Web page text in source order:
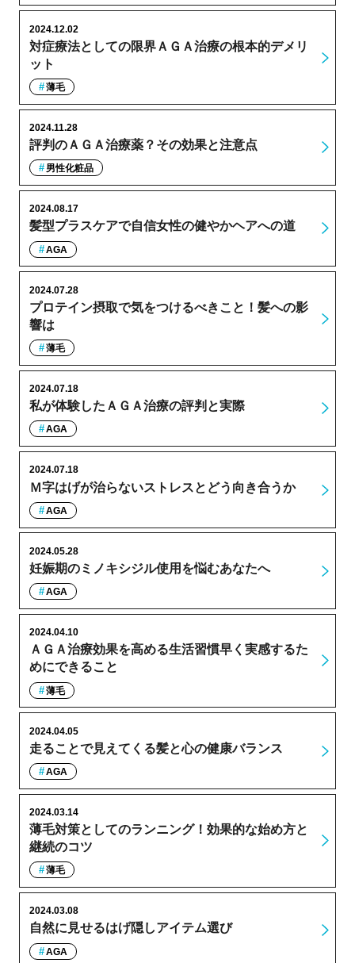
対症療法としての限界ＡＧＡ治療の根本的デメリ
ット
2024.12.02
薄毛
評判のＡＧＡ治療薬？その効果と注意点
2024.11.28
男性化粧品
髪型プラスケアで自信女性の健やかヘアへの道
2024.08.17
AGA
プロテイン摂取で気をつけるべきこと！髪への影
響は
2024.07.28
薄毛
私が体験したＡＧＡ治療の評判と実際
2024.07.18
AGA
Ｍ字はげが治らないストレスとどう向き合うか
2024.07.18
AGA
妊娠期のミノキシジル使用を悩むあなたへ
2024.05.28
AGA
ＡＧＡ治療効果を高める生活習慣早く実感するた
めにできること
2024.04.10
薄毛
走ることで見えてくる髪と心の健康バランス
2024.04.05
AGA
薄毛対策としてのランニング！効果的な始め方と
継続のコツ
2024.03.14
薄毛
自然に見せるはげ隠しアイテム選び
2024.03.08
AGA